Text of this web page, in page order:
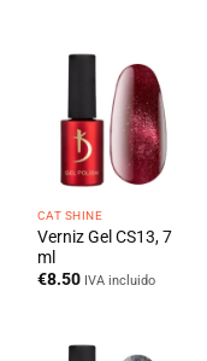
CAT SHINE
Verniz Gel CS13, 7
ml
€8.50 IVA incluido